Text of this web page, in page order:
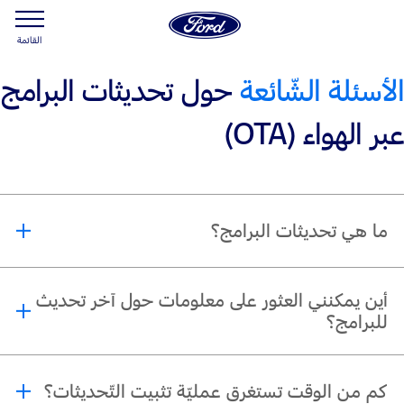
القائمة
الأسئلة الشّائعة حول تحديثات البرامج
عبر الهواء (OTA)
ما هي تحديثات البرامج؟
توفّر تحديثات البرامج *ميّزات ووظائف جديدة لمركبات فورد المجهّزة، بإستخدام تقنيّة
متطوّرة عبر الهواء. قد تشمل هذه التّحديثات:
تحسينات على البرامج
تحديثات أمنيّة
أين يمكنني العثور على معلومات حول آخر تحديث
للبرامج؟
قائمة الإعدادات.
كم من الوقت تستغرق عمليّة تثبيت التّحديثات؟